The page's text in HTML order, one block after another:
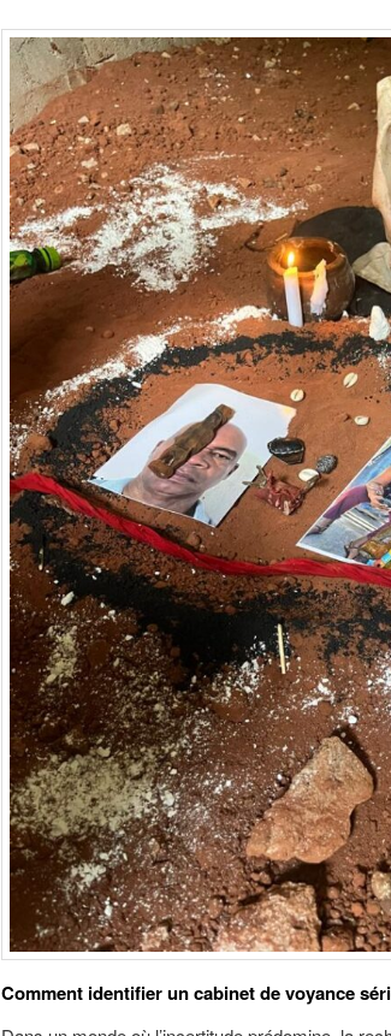
Comment identifier un cabinet de voyance